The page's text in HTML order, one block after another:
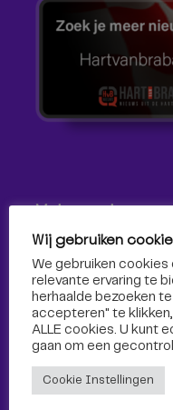
Volg ons!
Volg Omroep Tilburg
media!
Wij gebruiken
We gebruiken
relevante ervaring te
herhaalde bezoeken
accepteren" te
ALLE cookies. U kunt
gaan om een
Cookie Instellingen